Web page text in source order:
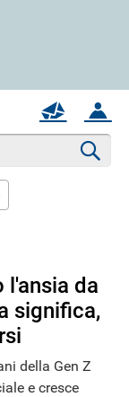
ACCOUNT
MAIL
l'ansia da
significa,
della Gen Z
e cresce